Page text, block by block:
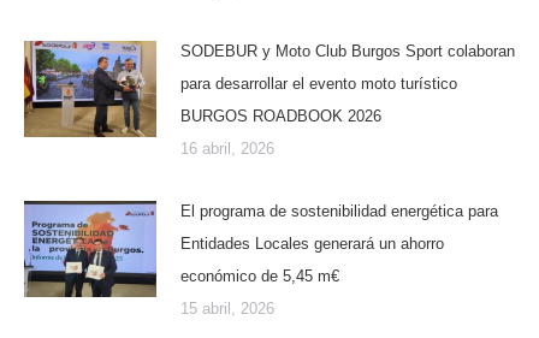
SODEBUR y Moto Club Burgos Sport colaboran
para desarrollar el evento moto turístico
BURGOS ROADBOOK 2026
16 abril, 2026
El programa de sostenibilidad energética para
Entidades Locales generará un ahorro
económico de 5,45 m€
15 abril, 2026